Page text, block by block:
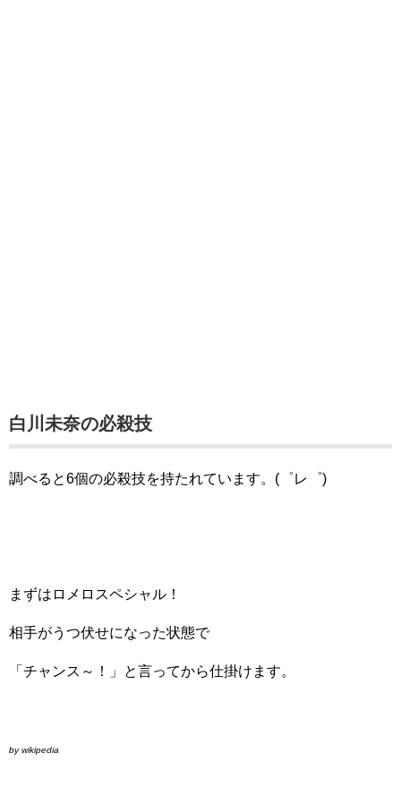
白川未奈の必殺技
調べると6個の必殺技を持たれています。(゜レ゜)
まずはロメロスペシャル！
相手がうつ伏せになった状態で
「チャンス～！」と言ってから仕掛けます。
by wikipedia